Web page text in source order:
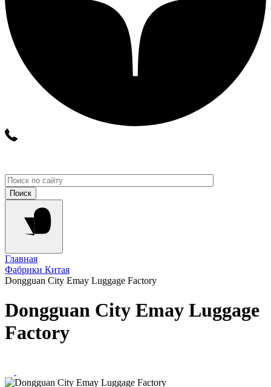
Главная
Фабрики Китая
Dongguan City Emay Luggage Factory
Dongguan City Emay Luggage
Factory